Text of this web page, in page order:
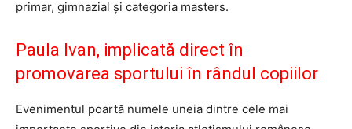
primar, gimnazial și categoria masters.
Paula Ivan, implicată direct în
promovarea sportului în rândul copiilor
Evenimentul poartă numele uneia dintre cele mai